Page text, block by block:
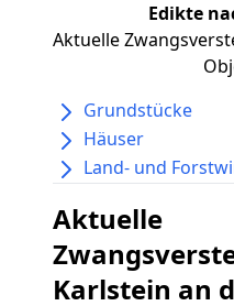
Edikte
Aktuelle
Grundstücke
Häuser
Land- und
Aktuelle
Karlstein an